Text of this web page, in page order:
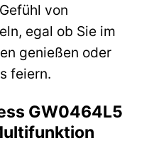
von
egal ob Sie im
genießen oder
feiern.
GW0464L5